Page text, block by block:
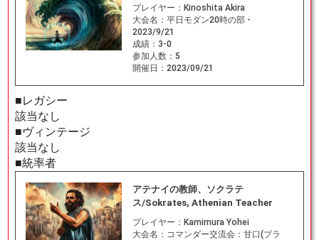
プレイヤー： Kinoshita Akira
大会名： 平日モダン20時の部 -
2023/9/21
成績： 3-0
参加人数： 5
開催日： 2023/09/21
■レガシー
該当なし
■ヴィンテージ
該当なし
■統率者
アテナイの教師、ソクラテ
ス/Sokrates, Athenian Teacher
プレイヤー： Kamimura Yohei
大会名： コマンダー交流会：甘口(ブラ